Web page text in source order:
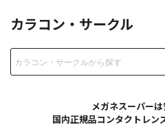
カラコン・サークル
メガネスーパー
国内正規品コンタクトレン